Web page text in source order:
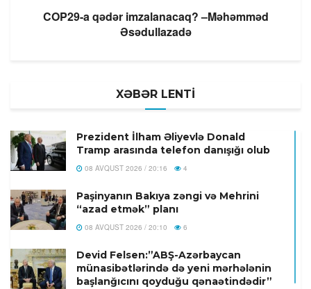
COP29-a qədər imzalanacaq? –Məhəmməd
Əsədullazadə
XƏBƏR LENTİ
Prezident İlham Əliyevlə Donald
Tramp arasında telefon danışığı olub
08 AVQUST 2026 / 20:16 4
Paşinyanın Bakıya zəngi və Mehrini
“azad etmək” planı
08 AVQUST 2026 / 20:10 6
Devid Felsen:”ABŞ-Azərbaycan
münasibətlərində də yeni mərhələnin
başlanğıcını qoyduğu qənaətindədir”